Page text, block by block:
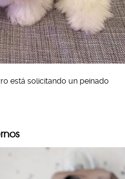
está solicitando un peinado